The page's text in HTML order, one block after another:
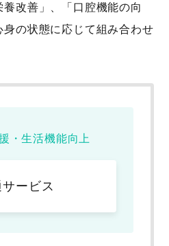
改善」、「口腔機能の向
身の状態に応じて組み合わせ
・生活機能向上
ービス